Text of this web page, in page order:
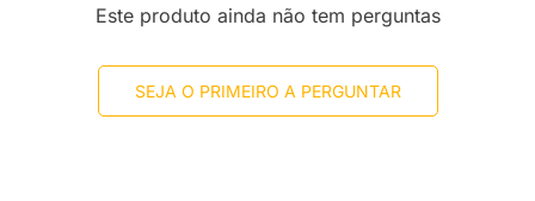
Este produto ainda não tem perguntas
SEJA O PRIMEIRO A PERGUNTAR